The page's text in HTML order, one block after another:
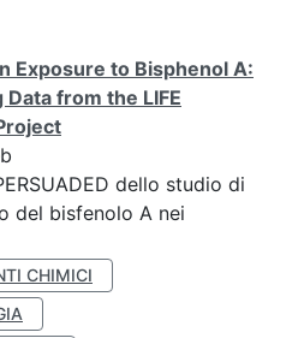
Exposure to Bisphenol A:
from the LIFE
dello studio di
del bisfenolo A nei
CHIMICI